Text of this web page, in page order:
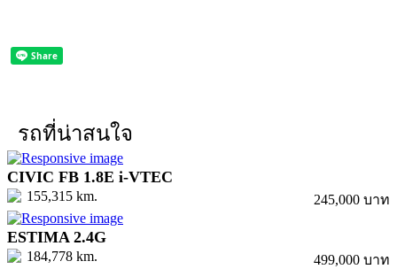
รถที่น่าสนใจ
CIVIC FB 1.8E i-VTEC
155,315 km. 245,000 บาท
ESTIMA 2.4G
184,778 km. 499,000 บาท